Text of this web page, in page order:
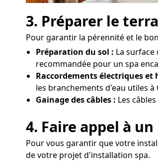
3. Préparer le
Pour garantir la pérennité et le
Préparation du sol : La
recommandée pour un spa
Raccordements électriques et
les branchements d'eau utiles à
Gainage des câbles : Les
4. Faire appel à
Pour vous garantir que votre
de votre projet d'installation spa.